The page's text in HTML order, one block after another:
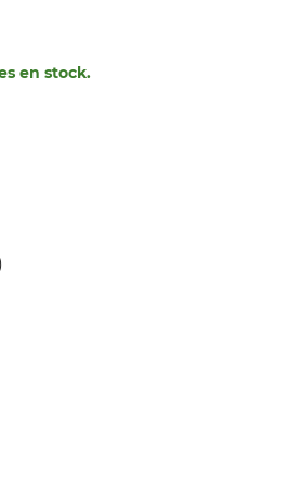
en stock.